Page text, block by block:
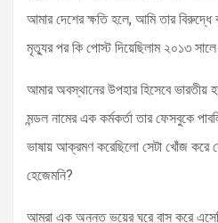
আমার দেশের ক্ষতি হলে, আমি তার বিরুদ্ধে
মৃত্যুর পর কি পোস্ট দিয়েছিলাম ২০১৩ সালে
আমার অবস্থানের উপহার হিসেবে ভারতীয়
মন্ডল নামের এক কর্মকর্তা তার ফেসবুকে
ভাষায় আক্রমণ করেছিলো সেটা খোঁজ করে
হেজেমনি?
আমরা এক অনন্ত ভয়ের ঘরে বাস করে